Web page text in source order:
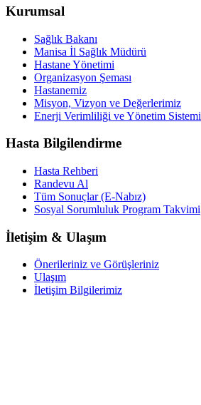
Kurumsal
Sağlık Bakanı
Manisa İl Sağlık Müdürü
Hastane Yönetimi
Organizasyon Şeması
Hastanemiz
Misyon, Vizyon ve Değerlerimiz
Enerji Verimliliği ve Yönetim Sistemi
Hasta Bilgilendirme
Hasta Rehberi
Randevu Al
Tüm Sonuçlar (E-Nabız)
Sosyal Sorumluluk Program Takvimi
İletişim & Ulaşım
Önerileriniz ve Görüşleriniz
Ulaşım
İletişim Bilgilerimiz